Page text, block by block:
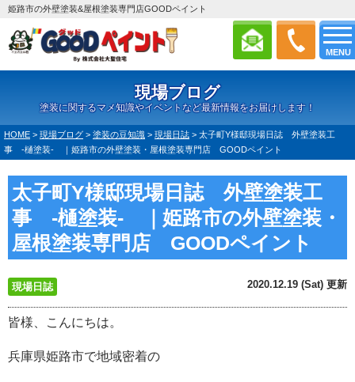
MENU
姫路市の外壁塗装&屋根塗装専門店GOODペイント
現場ブログ
塗装に関するマメ知識やイベントなど最新情報をお届けします！
HOME > 現場ブログ > 塗装の豆知識 > 現場日誌 > 太子町Y様邸現場日誌 外壁塗装工
事 -樋塗装- ｜姫路市の外壁塗装・屋根塗装専門店 GOODペイント
太子町Y様邸現場日誌 外壁塗装工
事 -樋塗装- ｜姫路市の外壁塗装・
屋根塗装専門店 GOODペイント
現場日誌 2020.12.19 (Sat) 更新
皆様、こんにちは。
兵庫県姫路市で地域密着の